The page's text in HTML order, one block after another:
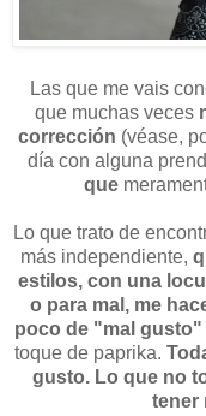
Las que me vais
que muchas veces
corrección (véase,
día con alguna
que
Lo que trato de
más independiente,
estilos, con una
o para mal, me
poco de "mal gusto"
toque de paprika.
gusto. Lo que no
tener